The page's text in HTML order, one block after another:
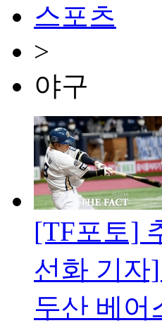
스포츠
>
야구
[TF포토]
선화 기자
두산 베어